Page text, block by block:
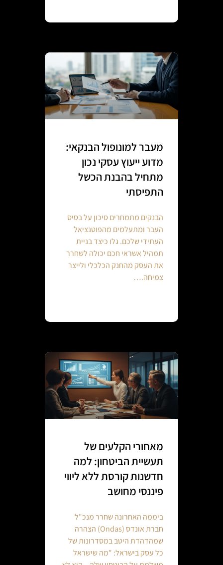
מעבר למונופול הבנקאי:
מדוע ייעוץ עסקי נכון
מתחיל בהבנת הכשל
התפיסתי
הבנקים מתמחרים סיכון על בסיס
העבר ומתעלמים מהפוטנציאל
העתידי שלכם. גלו כיצד בניית
תמהיל אשראי חכם יכולה לשחרר
את העסק מהחנק הכלכלי ולייצר
צמיחה.…
מאחורי הקלעים של
תעשיית הביטחון: למה
חדשנות קורסת ללא ליווי
פיננסי מחושב
ביממה האחרונה שחרר מנכ"ל
חברת אונדס (Ondas) הצהרה
שמהדהדת היטב במסדרונות של
כל עסק בישראל: "מה שישראל